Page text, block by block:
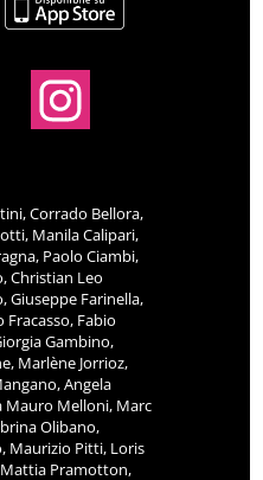
Corrado Bellora,
Manila Calipari,
Paolo Ciambi,
Christian Leo
Giuseppe Farinella,
Fabio
Gambino,
Marlène Jorrioz,
Angela
Mauro Melloni, Marc
Olibano,
Maurizio Pitti, Loris
Pramotton,